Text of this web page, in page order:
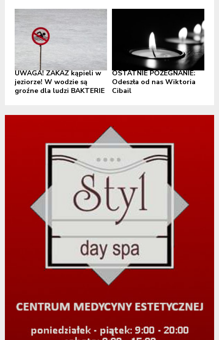
UWAGA! ZAKAZ kąpieli w
jeziorze! W wodzie są
groźne dla ludzi BAKTERIE
OSTATNIE POŻEGNANIE:
Odeszła od nas Wiktoria
Cibail